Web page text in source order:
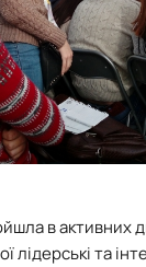
в активних
лідерські та